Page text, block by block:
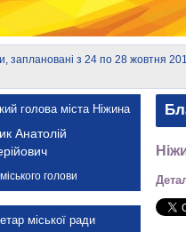
заплановані з 24 по 28 жовтня
голова міста Ніжина
Анатолій
голови
міської ради